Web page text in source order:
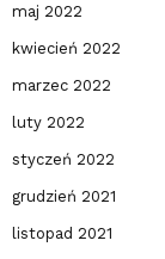
maj 2022
kwiecień 2022
marzec 2022
luty 2022
styczeń 2022
grudzień 2021
listopad 2021